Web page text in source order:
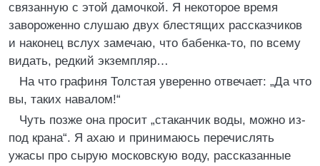
связанную с этой дамочкой. Я некоторое время
завороженно слушаю двух блестящих рассказчиков
и наконец вслух замечаю, что бабенка-то, по всему
видать, редкий экземпляр…
На что графиня Толстая уверенно отвечает: „Да что
вы, таких навалом!“
Чуть позже она просит „стаканчик воды, можно из-
под крана“. Я ахаю и принимаюсь перечислять
ужасы про сырую московскую воду, рассказанные